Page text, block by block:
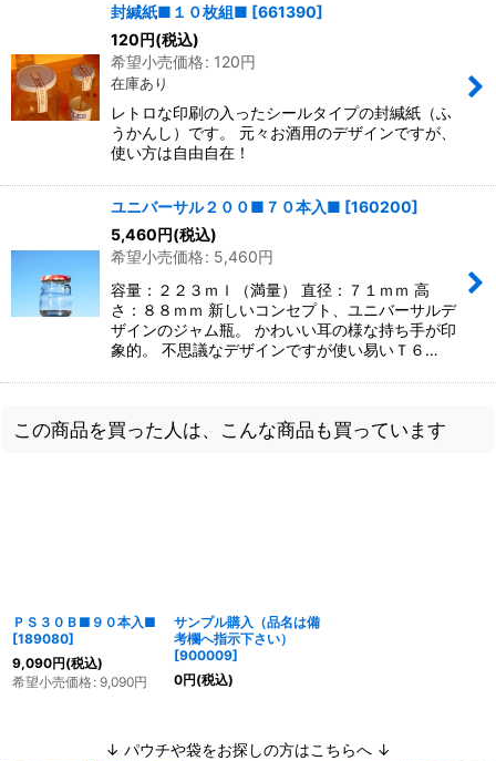
封緘紙■１０枚組■ [661390]
120円(税込)
希望小売価格: 120円
在庫あり
レトロな印刷の入ったシールタイプの封緘紙（ふ
うかんし）です。 元々お酒用のデザインですが、
使い方は自由自在！
ユニバーサル２００■７０本入■ [160200]
5,460円(税込)
希望小売価格: 5,460円
容量：２２３ｍｌ（満量） 直径：７１ｍｍ 高
さ：８８ｍｍ 新しいコンセプト、ユニバーサルデ
ザインのジャム瓶。 かわいい耳の様な持ち手が印
象的。 不思議なデザインですが使い易いＴ６…
この商品を買った人は、こんな商品も買っています
ＰＳ３０Ｂ■９０本入■
[189080]
9,090円(税込)
希望小売価格: 9,090円
サンプル購入（品名は備
考欄へ指示下さい）
[900009]
0円(税込)
↓ パウチや袋をお探しの方はこちらへ ↓